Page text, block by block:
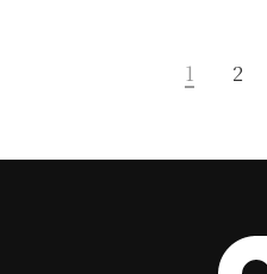
1 2